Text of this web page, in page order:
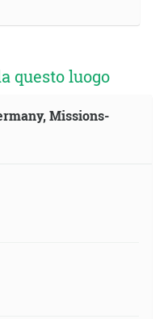
questo luogo
Missions-